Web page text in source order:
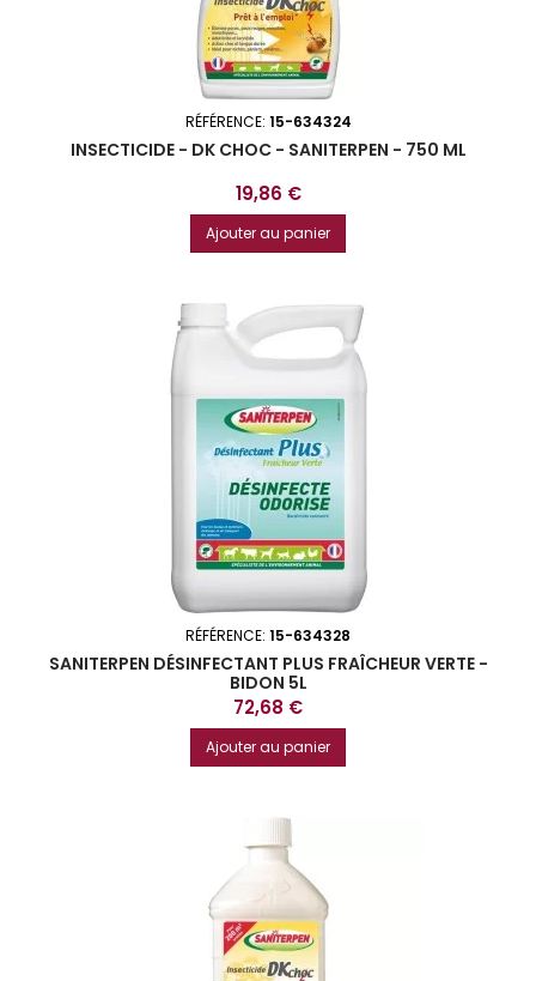
RÉFÉRENCE: 15-634324
INSECTICIDE - DK CHOC - SANITERPEN - 750 ML
Prix
19,86 €
Ajouter au panier
RÉFÉRENCE: 15-634328
SANITERPEN DÉSINFECTANT PLUS FRAÎCHEUR VERTE -
BIDON 5L
Prix
72,68 €
Ajouter au panier